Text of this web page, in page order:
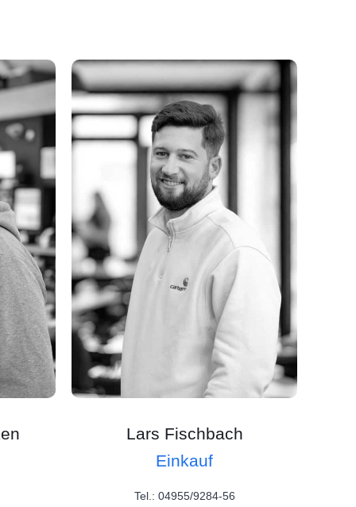
Lars Fischbach
Einkauf
Tel.: 04955/9284-56